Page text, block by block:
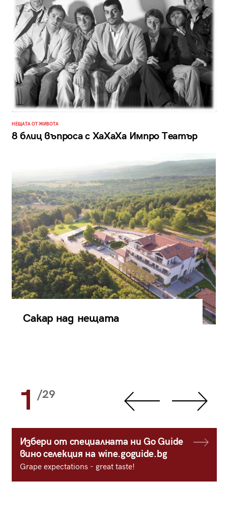
НЕЩАТА ОТ ЖИВОТА
8 блиц въпроса с ХаХаХа Импро Театър
Сакар над нещата
1 /29
Избери от специалната ни Go Guide
вино селекция на wine.goguide.bg
Grape expectations - great taste!